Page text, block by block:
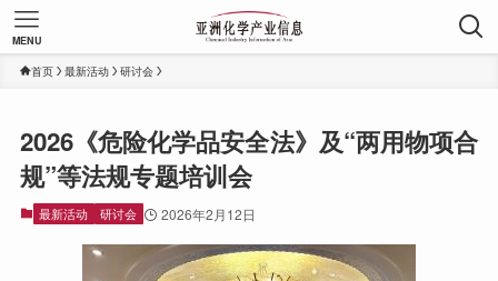
MENU
首页 最新活动 研讨会
2026《危险化学品安全法》及“两用物项合
规”等法规专题培训会
最新活动 研讨会 2026年2月12日